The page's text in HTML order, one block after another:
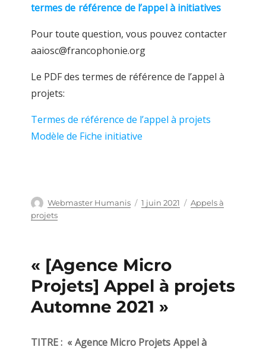
termes de référence de l’appel à initiatives
Pour toute question, vous pouvez contacter
aaiosc@francophonie.org
Le PDF des termes de référence de l’appel à
projets:
Termes de référence de l’appel à projets
Modèle de Fiche initiative
Auteur
Webmaster Humanis
Publié
1 juin 2021 Catégories
Appels à
projets
« [Agence Micro
Projets] Appel à projets
Automne 2021 »
TITRE : « Agence Micro Projets Appel à